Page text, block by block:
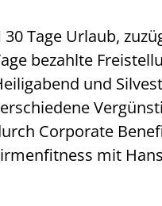
30 Tage Urlaub,
bezahlte
und
Corporate
mit